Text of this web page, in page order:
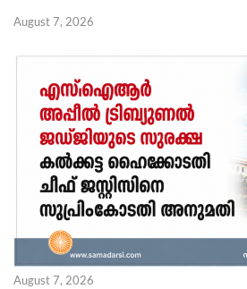
August 7, 2026
August 7, 2026